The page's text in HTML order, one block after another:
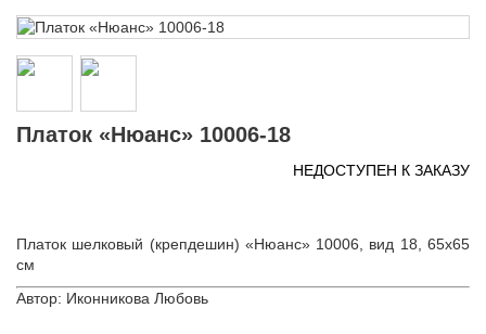
Платок «Нюанс» 10006-18
НЕДОСТУПЕН К ЗАКАЗУ
Платок шелковый (крепдешин) «Нюанс» 10006, вид 18, 65х65
см
Автор: Иконникова Любовь